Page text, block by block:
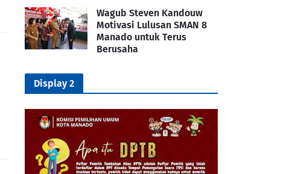
Wagub Steven Kandouw
Motivasi Lulusan SMAN 8
Manado untuk Terus
Berusaha
Display 2